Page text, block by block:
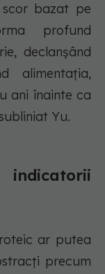
bazat pe
profund
declanșând
alimentația,
ani înainte ca
Yu.
ar putea
precum